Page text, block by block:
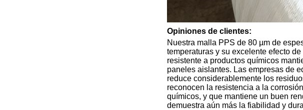
Opiniones de clientes:
Nuestra malla PPS de 80 µm de
temperaturas y su excelente efecto
resistente a productos químicos
paneles aislantes. Las empresas de
reduce considerablemente los
reconocen la resistencia a la
químicos, y que mantiene un buen
demuestra aún más la fiabilidad y